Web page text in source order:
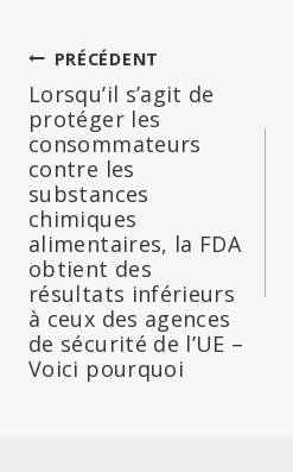
Navigation
de
l’article
PRÉCÉDENT
Lorsqu’il s’agit de
protéger les
consommateurs
contre les
substances
chimiques
alimentaires, la FDA
obtient des
résultats inférieurs
à ceux des agences
de sécurité de l’UE –
Voici pourquoi